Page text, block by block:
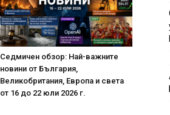
Седмичен обзор: Най-важните
новини от България,
Великобритания, Европа и света
от 16 до 22 юли 2026 г.